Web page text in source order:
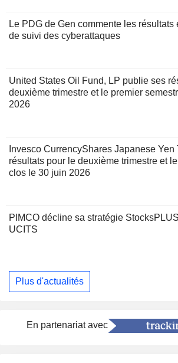
Le PDG de Gen commente les résultats
de suivi des cyberattaques
United States Oil Fund, LP publie ses
deuxième trimestre et le premier
2026
Invesco CurrencyShares Japanese
résultats pour le deuxième trimestre et
clos le 30 juin 2026
PIMCO décline sa stratégie
UCITS
Plus d'actualités
En partenariat avec